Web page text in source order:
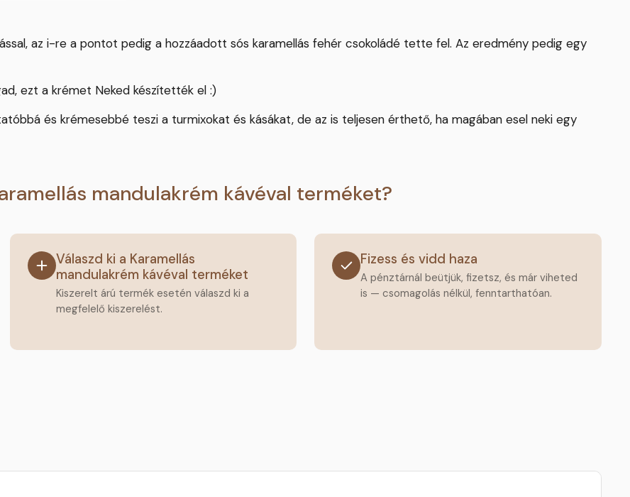
az i-re a pontot pedig a hozzáadott sós karamellás fehér csokoládé tette fel. Az eredmény pedig egy
ezt a krémet Neked készítették el :)
és krémesebbé teszi a turmixokat és kásákat, de az is teljesen érthető, ha magában esel neki egy
mandulakrém kávéval terméket?
Válaszd ki a Karamellás
mandulakrém kávéval terméket
Kiszerelt árú termék esetén válaszd ki a
megfelelő kiszerelést.
Fizess és vidd haza
A pénztárnál beütjük, fizetsz, és már viheted
is — csomagolás nélkül, fenntarthatóan.